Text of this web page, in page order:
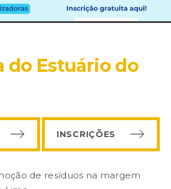
do Estuário do
INSCRIÇÕES
de resíduos na margem